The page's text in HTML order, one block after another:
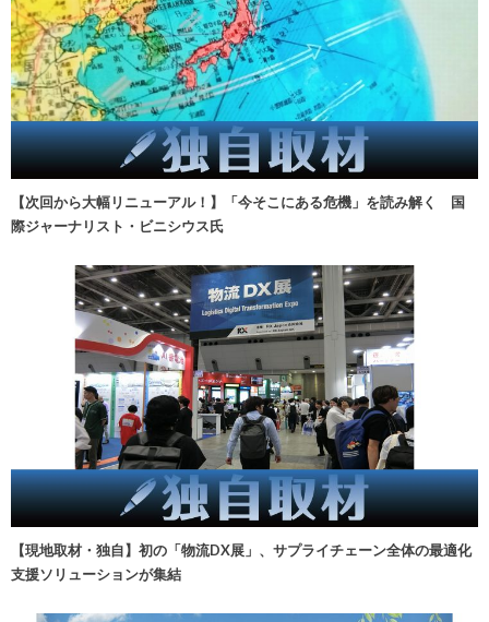
【次回から大幅リニューアル！】「今そこにある危機」を読み解く 国
際ジャーナリスト・ビニシウス氏
【現地取材・独自】初の「物流DX展」、サプライチェーン全体の最適化
支援ソリューションが集結